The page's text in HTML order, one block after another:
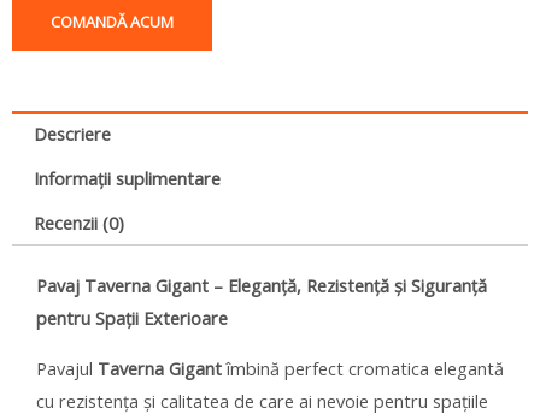
COMANDĂ ACUM
Descriere
Informații suplimentare
Recenzii (0)
Pavaj Taverna Gigant – Eleganță, Rezistență și Siguranță
pentru Spații Exterioare
Pavajul Taverna Gigantîmbină perfect cromatica elegantă
cu rezistența și calitatea de care ai nevoie pentru spațiile